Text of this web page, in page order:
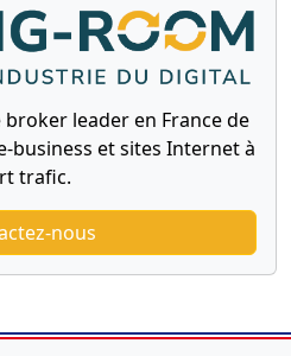
broker leader en France de
business et sites Internet à
trafic.
nous